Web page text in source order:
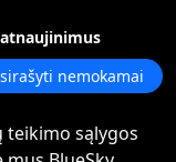
nemokamai
teikimo sąlygos